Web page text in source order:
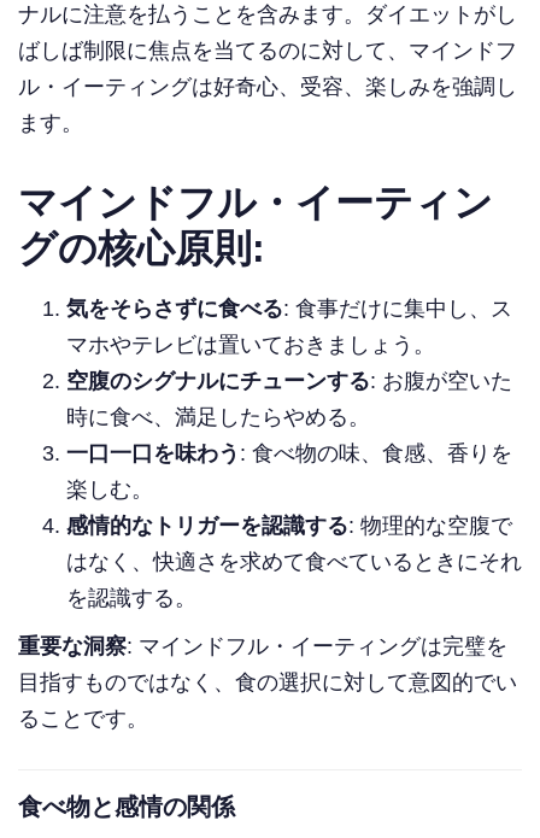
ナルに注意を払うことを含みます。ダイエットがし
ばしば制限に焦点を当てるのに対して、マインドフ
ル・イーティングは好奇心、受容、楽しみを強調し
ます。
マインドフル・イーティン
グの核心原則:
気をそらさずに食べる: 食事だけに集中し、ス
マホやテレビは置いておきましょう。
空腹のシグナルにチューンする: お腹が空いた
時に食べ、満足したらやめる。
一口一口を味わう : 食べ物の味、食感、香りを
楽しむ。
感情的なトリガーを認識する: 物理的な空腹で
はなく、快適さを求めて食べているときにそれ
を認識する。
重要な洞察: マインドフル・イーティングは完璧を
目指すものではなく、食の選択に対して意図的でい
ることです。
食べ物と感情の関係